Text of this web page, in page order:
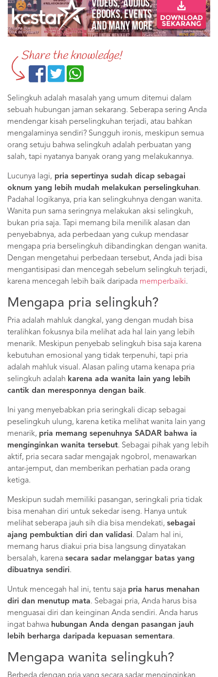
Share the knowledge!
Selingkuh adalah masalah yang umum ditemui dalam
sebuah hubungan jaman sekarang. Seberapa sering Anda
mendengar kisah perselingkuhan terjadi, atau bahkan
mengalaminya sendiri? Sungguh ironis, meskipun semua
orang setuju bahwa selingkuh adalah perbuatan yang
salah, tapi nyatanya banyak orang yang melakukannya.
Lucunya lagi, pria sepertinya sudah dicap sebagai
oknum yang lebih mudah melakukan perselingkuhan.
Padahal logikanya, pria kan selingkuhnya dengan wanita.
Wanita pun sama seringnya melakukan aksi selingkuh,
bukan pria saja. Tapi memang bila menilik alasan dan
penyebabnya, ada perbedaan yang cukup mendasar
mengapa pria berselingkuh dibandingkan dengan wanita.
Dengan mengetahui perbedaan tersebut, Anda jadi bisa
mengantisipasi dan mencegah sebelum selingkuh terjadi,
karena mencegah lebih baik daripada memperbaiki.
Mengapa pria selingkuh?
Pria adalah mahluk dangkal, yang dengan mudah bisa
teralihkan fokusnya bila melihat ada hal lain yang lebih
menarik. Meskipun penyebab selingkuh bisa saja karena
kebutuhan emosional yang tidak terpenuhi, tapi pria
adalah mahluk visual. Alasan paling utama kenapa pria
selingkuh adalah karena ada wanita lain yang lebih
cantik dan meresponnya dengan baik.
Ini yang menyebabkan pria seringkali dicap sebagai
peselingkuh ulung, karena ketika melihat wanita lain yang
menarik, pria memang sepenuhnya SADAR bahwa ia
menginginkan wanita tersebut. Sebagai pihak yang lebih
aktif, pria secara sadar mengajak ngobrol, menawarkan
antar-jemput, dan memberikan perhatian pada orang
ketiga.
Meskipun sudah memiliki pasangan, seringkali pria tidak
bisa menahan diri untuk sekedar iseng. Hanya untuk
melihat seberapa jauh sih dia bisa mendekati, sebagai
ajang pembuktian diri dan validasi. Dalam hal ini,
memang harus diakui pria bisa langsung dinyatakan
bersalah, karena secara sadar melanggar batas yang
dibuatnya sendiri.
Untuk mencegah hal ini, tentu saja pria harus menahan
diri dan menutup mata. Sebagai pria, Anda harus bisa
menguasai diri dan keinginan Anda sendiri. Anda harus
ingat bahwa hubungan Anda dengan pasangan jauh
lebih berharga daripada kepuasan sementara.
Mengapa wanita selingkuh?